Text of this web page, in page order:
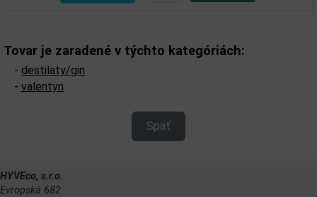
Tovar je zaradené v týchto kategóriách:
- destilaty/gin
- valentyn
Späť
HYVEco, s.r.o.
Evropská 682